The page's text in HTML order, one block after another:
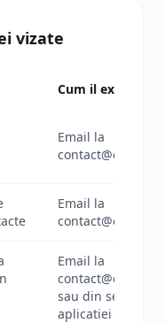
vizate
Cum il exercitati
Email la
Email la
Email la
sau din setarile
aplicatiei